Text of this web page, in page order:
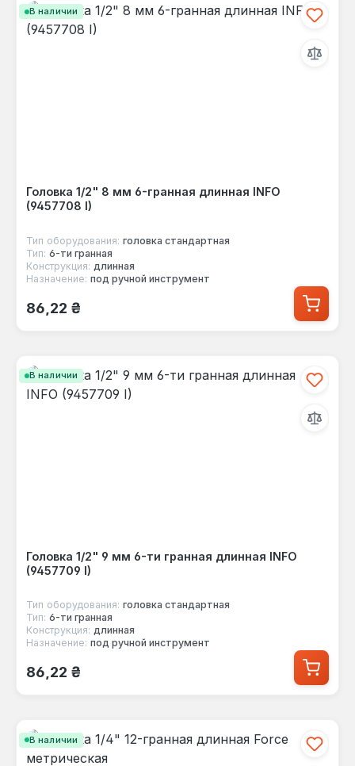
В наличии
Головка 1/2" 8 мм 6-гранная длинная INFO
(9457708 I)
Тип оборудования: головка стандартная
Тип: 6-ти гранная
Конструкция: длинная
Назначение: под ручной инструмент
Обычная цена:
86,22 ₴
В наличии
Головка 1/2" 9 мм 6-ти гранная длинная INFO
(9457709 I)
Тип оборудования: головка стандартная
Тип: 6-ти гранная
Конструкция: длинная
Назначение: под ручной инструмент
Обычная цена:
86,22 ₴
В наличии